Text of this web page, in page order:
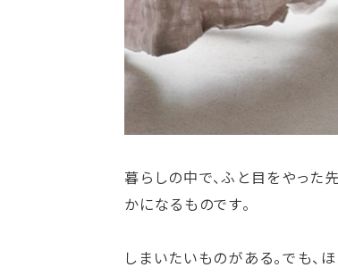
暮らしの中で、ふと目をやった
かになるものです。
しまいたいものがある。でも、